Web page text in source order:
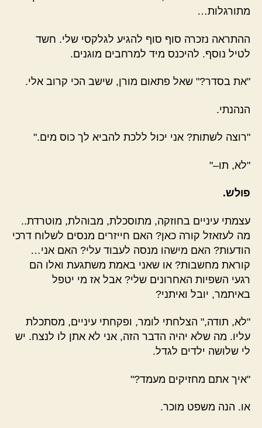
מתורגלות…
ההתראה נזכרה סוף סוף להגיע לגלקסי שלי. חשד
לטיל נוסף. להיכנס מיד למרחבים מוגנים.
"את בסדר?" שאל פתאום מורן, שישב הכי קרוב אלי.
הנהנתי.
"רוצה לשתות? אני יכול ללכת להביא לך כוס מים."
"לא, תו–"
פולש.
עצמתי עיניים בחוזקה, מתוסכלת, מבוהלת, מוטרדת..
מה לעזאזל קורה כאן? האם חייזרים מנסים לשלוח דרכי
הודעות? האם מישהו מנסה לעבוד עלי? האם אני…
קוראת מחשבות? או שאני באמת משתגעת ואלו הם
רגעי השפיות האחרונים שלי? אבל אז מי יטפל
באיתמר, יובל ואיתני?
"לא, תודה," הצלחתי לומר, ופקחתי עיניים, מסתכלת
עליו. מה שלא יהיה הדבר הזה, אני לא אתן לו לנצח. יש
לי שלושה ילדים לגדל.
"איך אתם מחזיקים מעמד?"
או. הנה משפט מוכר.